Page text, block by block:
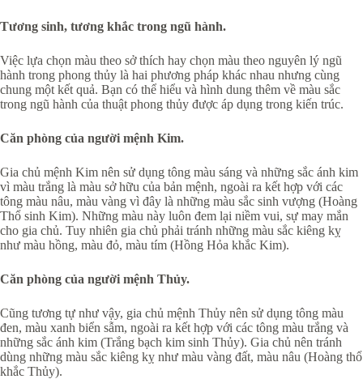
Tương sinh, tương khắc trong ngũ hành.
Việc lựa chọn màu theo sở thích hay chọn màu theo nguyên lý ngũ
hành trong phong thủy là hai phương pháp khác nhau nhưng cùng
chung một kết quả. Bạn có thể hiểu và hình dung thêm về màu sắc
trong ngũ hành của thuật phong thủy được áp dụng trong kiến trúc.
Căn phòng của người mệnh Kim.
Gia chủ mệnh Kim nên sử dụng tông màu sáng và những sắc ánh kim
vì màu trắng là màu sở hữu của bản mệnh, ngoài ra kết hợp với các
tông màu nâu, màu vàng vì đây là những màu sắc sinh vượng (Hoàng
Thổ sinh Kim). Những màu này luôn đem lại niềm vui, sự may mắn
cho gia chủ. Tuy nhiên gia chủ phải tránh những màu sắc kiêng kỵ
như màu hồng, màu đỏ, màu tím (Hồng Hỏa khắc Kim).
Căn phòng của người mệnh Thủy.
Cũng tương tự như vậy, gia chủ mệnh Thủy nên sử dụng tông màu
đen, màu xanh biển sẫm, ngoài ra kết hợp với các tông màu trắng và
những sắc ánh kim (Trắng bạch kim sinh Thủy). Gia chủ nên tránh
dùng những màu sắc kiêng kỵ như màu vàng đất, màu nâu (Hoàng thổ
khắc Thủy).